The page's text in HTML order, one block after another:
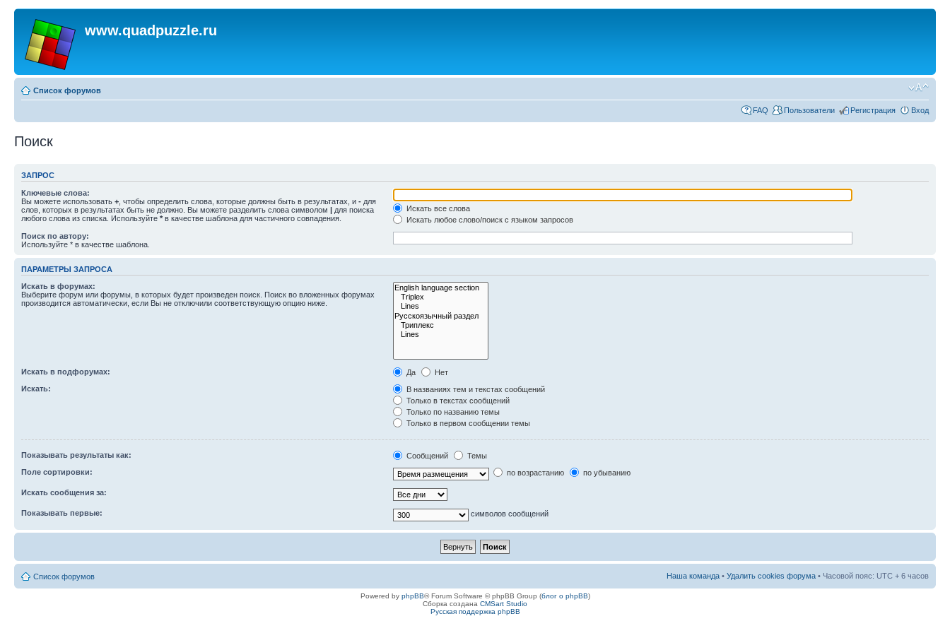
www.quadpuzzle.ru
Список форумов
FAQ Пользователи Регистрация Вход
Поиск
ЗАПРОС
Ключевые слова:
Вы можете использовать + , чтобы определить слова, которые должны быть в результатах, и - для
слов, которых в результатах быть не должно. Вы можете разделить слова символом | для поиска
любого слова из списка. Используйте * в качестве шаблона для частичного совпадения.
Искать все слова
Искать любое слово/поиск с языком запросов
Поиск по автору:
Используйте * в качестве шаблона.
ПАРАМЕТРЫ ЗАПРОСА
Искать в форумах:
Выберите форум или форумы, в которых будет произведен поиск. Поиск во вложенных форумах
производится автоматически, если Вы не отключили соответствующую опцию ниже.
Искать в подфорумах: Да
Нет
Искать:
В названиях тем и текстах сообщений
Только в текстах сообщений
Только по названию темы
Только в первом сообщении темы
Показывать результаты как: Сообщений
Темы
Поле сортировки:
по возрастанию по убыванию
Искать сообщения за:
Показывать первые: символов сообщений
Список форумов Наша команда • Удалить cookies форума • Часовой пояс: UTC + 6 часов
Powered by phpBB® Forum Software © phpBB Group (блог о phpBB)
Сборка создана CMSart Studio
Русская поддержка phpBB